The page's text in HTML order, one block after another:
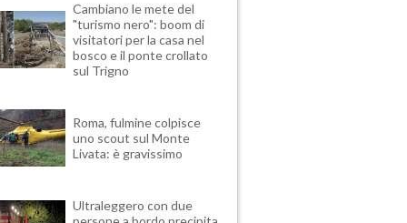
Cambiano le mete del
"turismo nero": boom di
visitatori per la casa nel
bosco e il ponte crollato
sul Trigno
Roma, fulmine colpisce
uno scout sul Monte
Livata: è gravissimo
Ultraleggero con due